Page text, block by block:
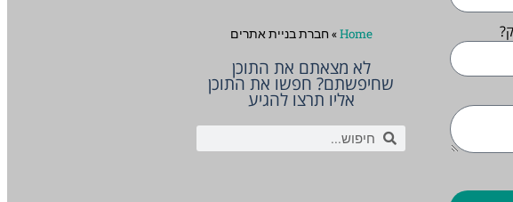
Home
» חברת בניית אתרים
לא מצאתם את התוכן
שחיפשתם? חפשו את התוכן
אליו תרצו להגיע